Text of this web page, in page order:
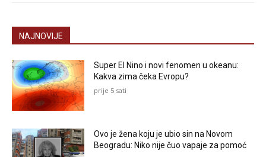
NAJNOVIJE
Super El Nino i novi fenomen u okeanu:
Kakva zima čeka Evropu?
prije 5 sati
Ovo je žena koju je ubio sin na Novom
Beogradu: Niko nije čuo vapaje za pomoć